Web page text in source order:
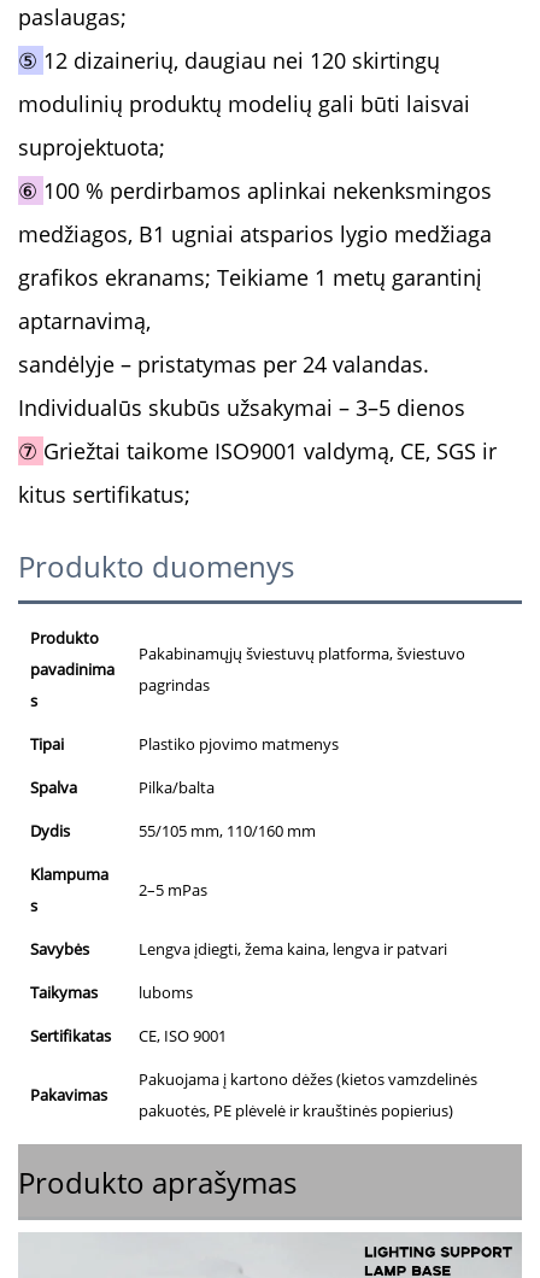
paslaugas;
⑤ 12 dizainerių, daugiau nei 120 skirtingų
modulinių produktų modelių gali būti laisvai
suprojektuota;
⑥ 100 % perdirbamos aplinkai nekenksmingos
medžiagos, B1 ugniai atsparios lygio medžiaga
grafikos ekranams; Teikiame 1 metų garantinį
aptarnavimą,
sandėlyje – pristatymas per 24 valandas.
Individualūs skubūs užsakymai – 3–5 dienos
⑦ Griežtai taikome ISO9001 valdymą, CE, SGS ir
kitus sertifikatus;
Produkto duomenys
Produkto
pavadinima
s
Pakabinamųjų šviestuvų platforma, šviestuvo
pagrindas
Tipai
Plastiko pjovimo matmenys
Spalva
Pilka/balta
Dydis
55/105 mm, 110/160 mm
Klampuma
s
2–5 mPas
Savybės
Lengva įdiegti, žema kaina, lengva ir patvari
Taikymas
luboms
Sertifikatas
CE, ISO 9001
Pakavimas
Pakuojama į kartono dėžes (kietos vamzdelinės
pakuotės, PE plėvelė ir krauštinės popierius)
Produkto aprašymas